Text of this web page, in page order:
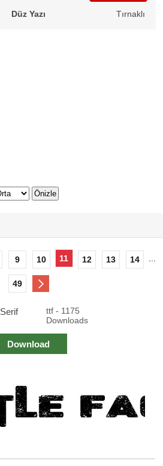
Düz Yazı Tırnaklı
9 10 11 12 13 14
49
Serif
ttf - 1175
Downloads
Download